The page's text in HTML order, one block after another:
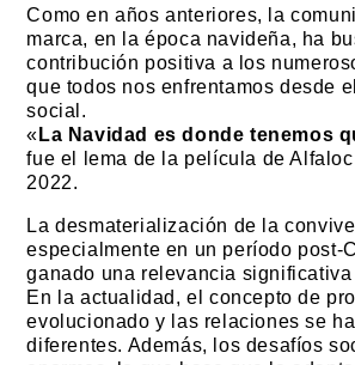
Como en años anteriores, la
marca, en la época navideña, ha
contribución positiva a los
que todos nos enfrentamos desde
social.
« La Navidad es donde tenemos
fue el lema de la película de
2022.
La desmaterialización de la
especialmente en un período post-
ganado una relevancia significativa
En la actualidad, el concepto de
evolucionado y las relaciones se
diferentes. Además, los desafíos